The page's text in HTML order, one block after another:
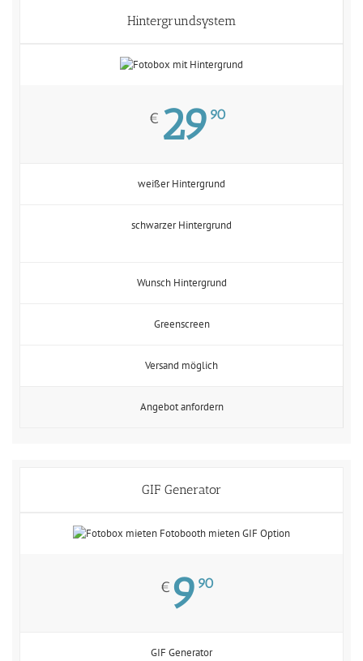
Hintergrundsystem
€ 29 90
weißer Hintergrund
schwarzer Hintergrund
Wunsch Hintergrund
Greenscreen
Versand möglich
Angebot anfordern
GIF Generator
€ 9 90
GIF Generator